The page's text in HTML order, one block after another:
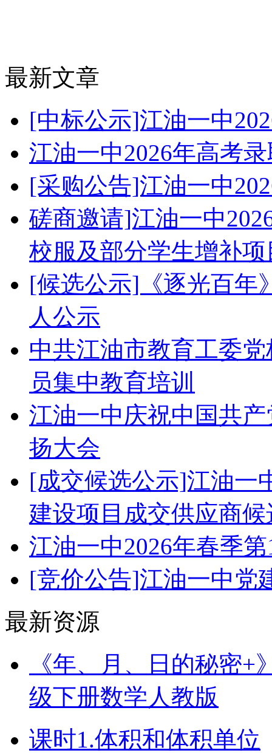
最新文章
[中标公示]江油一中
江油一中2026年高考
[采购公告]江油一中
磋商邀请]江油一中
校服及部分学生增补项
[候选公示]《逐光百年
人公示
中共江油市教育工委
员集中教育培训
江油一中庆祝中国共
扬大会
[成交候选公示]江油一
建设项目成交供应商
江油一中2026年春季
[竞价公告]江油一中党
最新资源
《年、月、日的秘密+
级下册数学人教版
课时1.体积和体积单位